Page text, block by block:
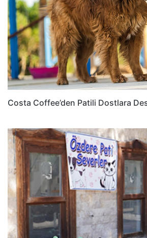
Costa Coffee’den Patili Dostlara